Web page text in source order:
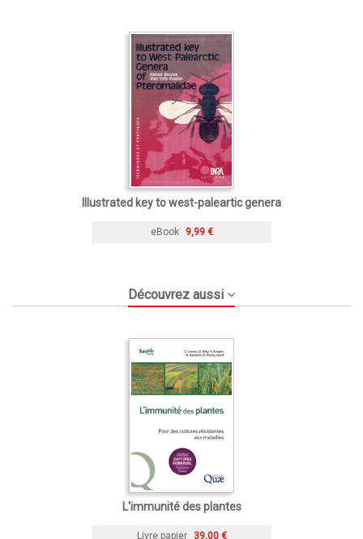
Illustrated key to west-paleartic genera
eBook 9,99 €
Découvrez aussi
L'immunité des plantes
Livre papier 39,00 €